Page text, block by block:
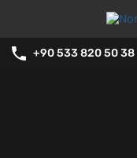
+90 533 820 50 38